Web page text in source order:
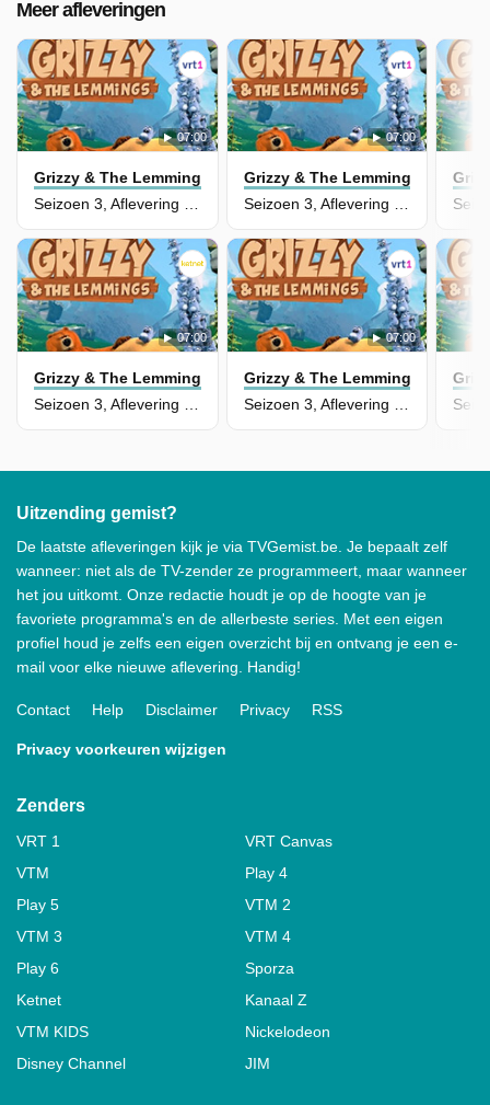
Meer afleveringen
07:00
Grizzy & The Lemmings
Seizoen 3, Aflevering 78 - Schedel Van Onvrede
07:00
Grizzy & The Lemmings
Seizoen 3, Aflevering 52 - Dromen Zijn Bedrog
07:00
Grizzy & The Lemmings
07:00
Grizzy & The Lemmings
Uitzending gemist?
De laatste afleveringen kijk je via TVGemist.be. Je bepaalt zelf
wanneer: niet als de TV-zender ze programmeert, maar wanneer
het jou uitkomt. Onze redactie houdt je op de hoogte van je
favoriete programma's en de allerbeste series. Met een eigen
profiel houd je zelfs een eigen overzicht bij en ontvang je een e-
mail voor elke nieuwe aflevering. Handig!
Contact Help Disclaimer Privacy RSS
Privacy voorkeuren wijzigen
Zenders
VRT 1
VRT Canvas
VTM
Play 4
Play 5
VTM 2
VTM 3
VTM 4
Play 6
Sporza
Ketnet
Kanaal Z
VTM KIDS
Nickelodeon
Disney Channel
JIM